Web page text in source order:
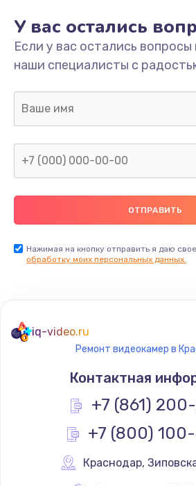
Заказать
Замена кнопки Home
от 890 руб.
Заказать
Замена разъема
от 390 руб.
Заказать
Замена
от 1190 руб.
Заказать
Замена
У вас остались
Если у вас остались
наши специалисты с
Нажимая на кнопку отправить я даю свое
обработку моих персональных данных.
iq-video.ru
Ремонт видеокамер в
Контактная
+7 (861)
+7 (800)
Краснодар,